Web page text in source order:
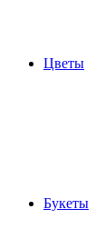
Цветы
Букеты